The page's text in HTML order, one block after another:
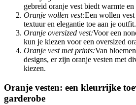
gebreid oranje vest biedt warmte
Oranje wollen vest:Een wollen
textuur en elegantie toe aan je outfit.
Oranje oversized vest:Voor een
kun je kiezen voor een oversized
Oranje vest met prints:Van
designs, er zijn oranje vesten met
kiezen.
Oranje vesten: een kleurrijke
garderobe